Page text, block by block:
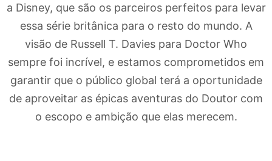
a Disney, que são os parceiros perfeitos para levar
essa série britânica para o resto do mundo. A
visão de Russell T. Davies para Doctor Who
sempre foi incrível, e estamos comprometidos em
garantir que o público global terá a oportunidade
de aproveitar as épicas aventuras do Doutor com
o escopo e ambição que elas merecem.